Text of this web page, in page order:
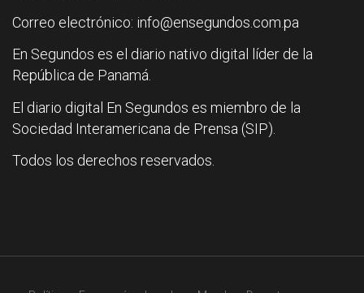
Correo electrónico: info@ensegundos.com.pa
En Segundos es el diario nativo digital líder de la
República de Panamá.
El diario digital En Segundos es miembro de la
Sociedad Interamericana de Prensa (SIP).
Todos los derechos reservados.